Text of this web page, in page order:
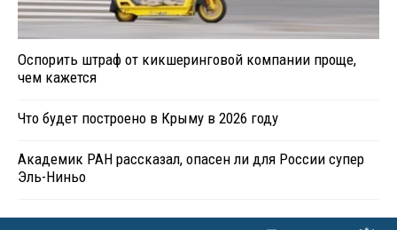
Оспорить штраф от кикшеринговой компании проще,
чем кажется
Что будет построено в Крыму в 2026 году
Академик РАН рассказал, опасен ли для России супер
Эль-Ниньо